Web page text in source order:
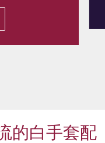
的白手套配